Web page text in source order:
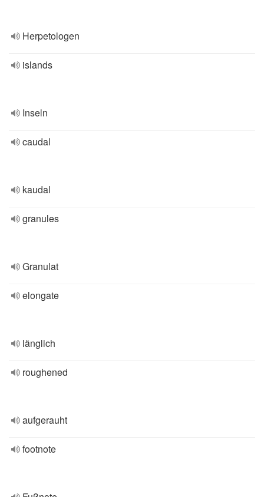
Herpetologen
islands
Inseln
caudal
kaudal
granules
Granulat
elongate
länglich
roughened
aufgerauht
footnote